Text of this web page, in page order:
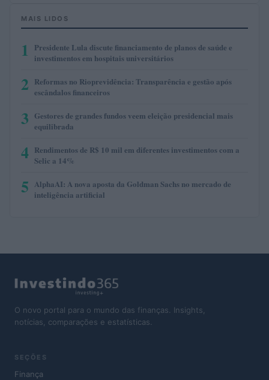
MAIS LIDOS
1
Presidente Lula discute financiamento de planos de saúde e
investimentos em hospitais universitários
2 Reformas no Rioprevidência: Transparência e gestão após
escândalos financeiros
3 Gestores de grandes fundos veem eleição presidencial mais
equilibrada
4 Rendimentos de R$ 10 mil em diferentes investimentos com a
Selic a 14%
5 AlphaAI: A nova aposta da Goldman Sachs no mercado de
inteligência artificial
O novo portal para o mundo das finanças. Insights,
notícias, comparações e estatísticas.
SEÇÕES
Finança